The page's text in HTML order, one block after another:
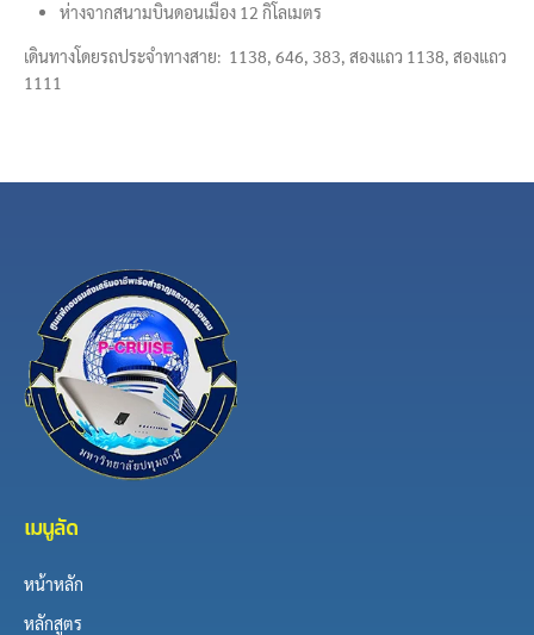
ห่างจากสนามบินดอนเมือง 12 กิโลเมตร
เดินทางโดยรถประจำทางสาย: 1138, 646, 383, สองแถว 1138, สองแถว
1111
เมนูลัด
หน้าหลัก
หลักสูตร